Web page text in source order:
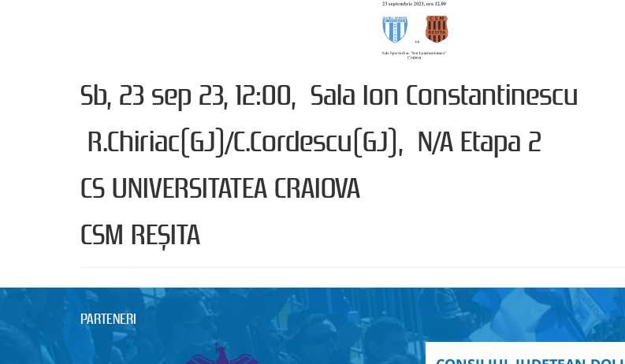
Sb, 23 sep 23, 12:00, Sala Ion Constantinescu
R.Chiriac(GJ)/C.Cordescu(GJ), N/A Etapa 2
CS UNIVERSITATEA CRAIOVA
CSM REȘITA
PARTENERI